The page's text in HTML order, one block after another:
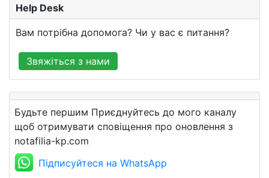
Help Desk
Вам потрібна допомога? Чи у вас є питання?
Звяжіться з нами
Будьте першим Приєднуйтесь до мого каналу
щоб отримувати сповіщення про оновлення з
notafilia-kp.com
Підписуйтеся на WhatsApp